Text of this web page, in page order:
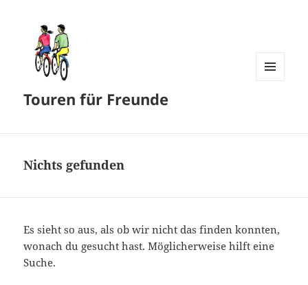
Touren für Freunde
Nichts gefunden
Es sieht so aus, als ob wir nicht das finden konnten,
wonach du gesucht hast. Möglicherweise hilft eine
Suche.